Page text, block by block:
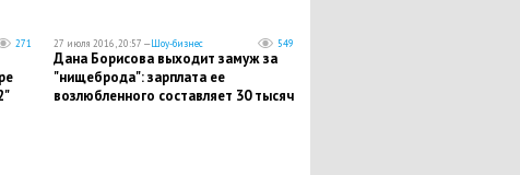
271 27 июля 2016, 20:57 —Шоу-бизнес 549
Дана Борисова выходит замуж за
"нищеброда": зарплата ее
возлюбленного составляет 30 тысяч